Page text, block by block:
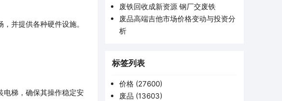
并提供各种硬件设施。
电梯，确保其操作稳定安
废铁回收成新资源 钢厂交废铁
废品高端吉他市场价格变动与投资分
析
标签列表
价格 (27600)
废品 (13603)